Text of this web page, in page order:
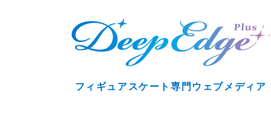
フィギュアスケート専門ウェブメディア